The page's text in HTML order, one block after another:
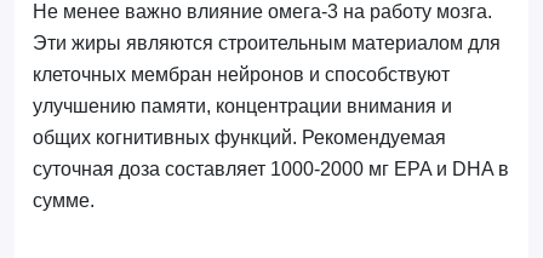
Не менее важно влияние омега-3 на работу мозга.
Эти жиры являются строительным материалом для
клеточных мембран нейронов и способствуют
улучшению памяти, концентрации внимания и
общих когнитивных функций. Рекомендуемая
суточная доза составляет 1000-2000 мг EPA и DHA в
сумме.